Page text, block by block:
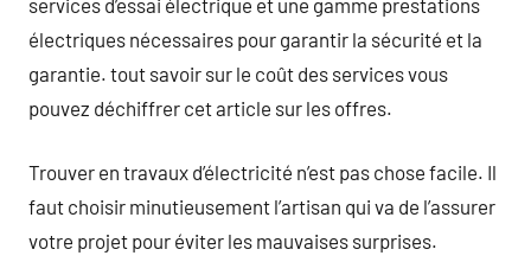
électriques nécessaires pour garantir la sécurité et la
garantie. tout savoir sur le coût des services vous
pouvez déchiffrer cet article sur les offres.
Trouver en travaux d’électricité n’est pas chose facile. Il
faut choisir minutieusement l’artisan qui va de l’assurer
votre projet pour éviter les mauvaises surprises.